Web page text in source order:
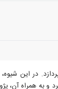
در این
و به همراه آن،